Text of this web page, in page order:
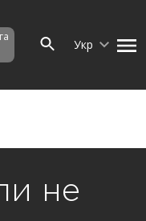
Укр
не